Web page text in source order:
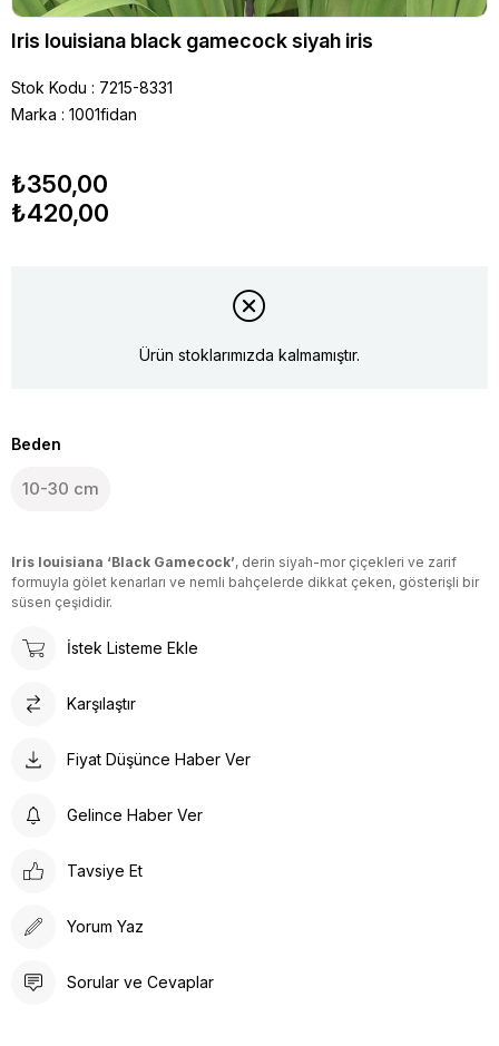
Iris louisiana black gamecock siyah iris
Stok Kodu
7215-8331
Marka : 1001fidan
₺350,00
₺420,00
Ürün stoklarımızda kalmamıştır.
Beden
10-30 cm
Iris louisiana ‘Black Gamecock’, derin siyah-mor çiçekleri ve zarif
formuyla gölet kenarları ve nemli bahçelerde dikkat çeken, gösterişli bir
süsen çeşididir.
İstek Listeme Ekle
Karşılaştır
Fiyat Düşünce Haber Ver
Gelince Haber Ver
Tavsiye Et
Yorum Yaz
Sorular ve Cevaplar